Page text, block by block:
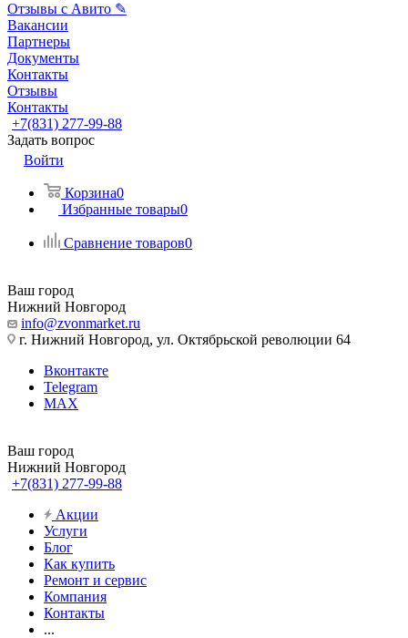
Отзывы с Авито ✎
Вакансии
Партнеры
Документы
Контакты
Отзывы
Контакты
+7(831) 277-99-88
Задать вопрос
Войти
Корзина0
Избранные товары0
Сравнение товаров0
Ваш город
Нижний Новгород
info@zvonmarket.ru
г. Нижний Новгород, ул. Октябрьской революции 64
Вконтакте
Telegram
MAX
Ваш город
Нижний Новгород
+7(831) 277-99-88
Акции
Услуги
Блог
Как купить
Ремонт и сервис
Компания
Контакты
...